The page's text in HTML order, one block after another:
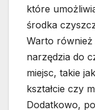
które
środka
Warto również
narzędzia do
miejsc, takie
kształcie czy
Dodatkowo,